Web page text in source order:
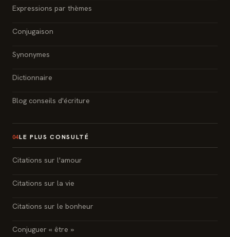
Expressions par thèmes
Conjugaison
Synonymes
Dictionnaire
Blog conseils d'écriture
04LE PLUS CONSULTÉ
Citations sur l'amour
Citations sur la vie
Citations sur le bonheur
Conjuguer « être »